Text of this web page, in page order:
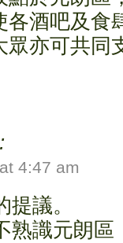
各酒吧及食
眾亦可共同
4:47 am
議。
熟識元朗